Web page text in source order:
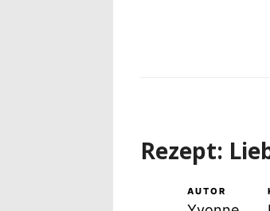
Rezept:
AUTOR